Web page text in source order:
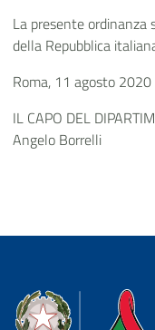
La presente ordinanza
della Repubblica
Roma, 11 agosto 2020
IL CAPO DEL
Angelo Borrelli
Dipartimento